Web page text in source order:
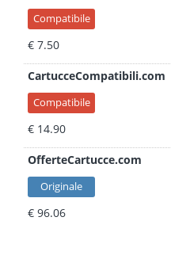
Compatibile
€ 7.50
CartucceCompatibili.com
Compatibile
€ 14.90
OfferteCartucce.com
Originale
€ 96.06